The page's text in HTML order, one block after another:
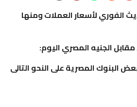
الفوري لأسعار العملات ومنها
الجنيه المصري اليوم:
البنوك المصرية على النحو التالى